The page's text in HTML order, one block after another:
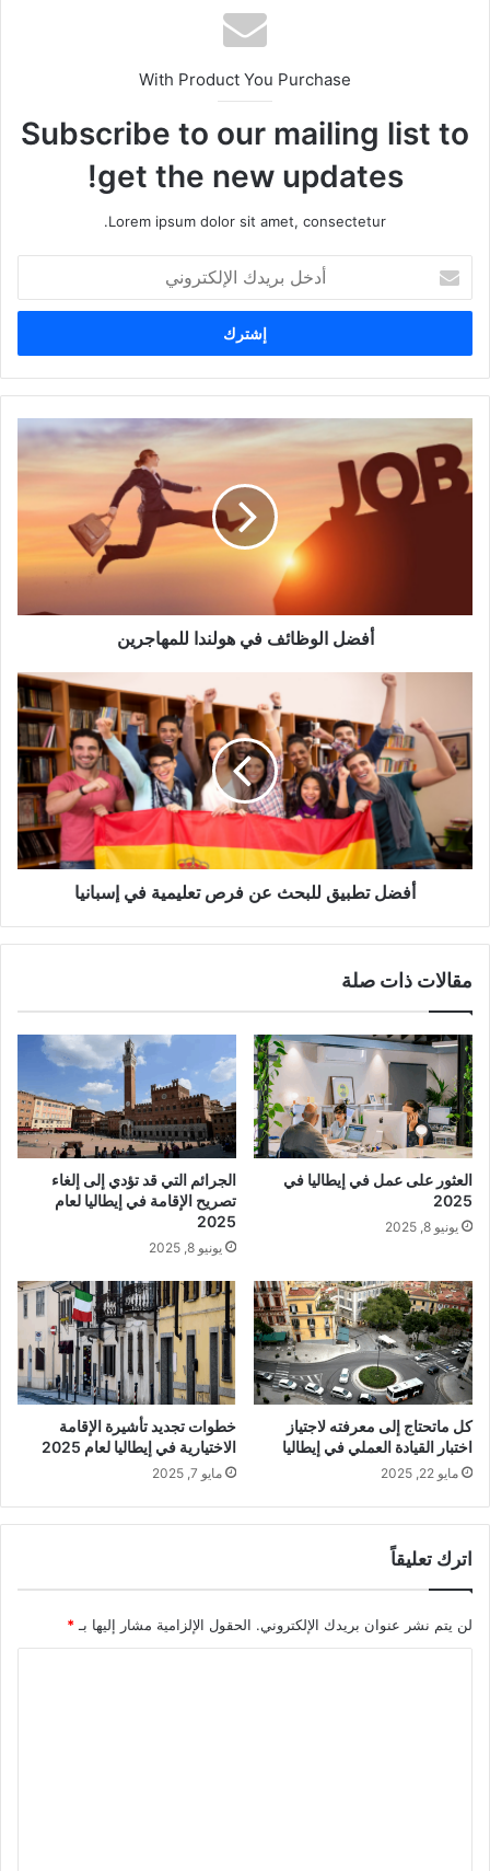
With Product You Purchase
Subscribe to our mailing list to
get the new updates!
Lorem ipsum dolor sit amet, consectetur.
بريدك
الإلكتروني
أفضل
الوظائف
في
هولندا
أفضل الوظائف في هولندا للمهاجرين
للبحث
عن
فرص
في
إسبانيا
أفضل تطبيق للبحث عن فرص تعليمية في إسبانيا
مقالات ذات صلة
العثور على عمل في إيطاليا في
2025
يونيو 8, 2025
الجرائم التي قد تؤدي إلى إلغاء
تصريح الإقامة في إيطاليا لعام
2025
يونيو 8, 2025
كل ماتحتاج إلى معرفته لاجتياز
اختبار القيادة العملي في إيطاليا
مايو 22, 2025
خطوات تجديد تأشيرة الإقامة
الاختيارية في إيطاليا لعام 2025
مايو 7, 2025
اترك تعليقاً
لن يتم نشر عنوان بريدك الإلكتروني. الحقول الإلزامية مشار إليها بـ *